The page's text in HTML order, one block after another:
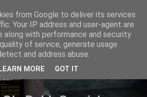
from Google to deliver its services
Your IP address and user-agent are
along with performance and security
of service, generate usage
and address abuse.
LEARN MORE GOT IT